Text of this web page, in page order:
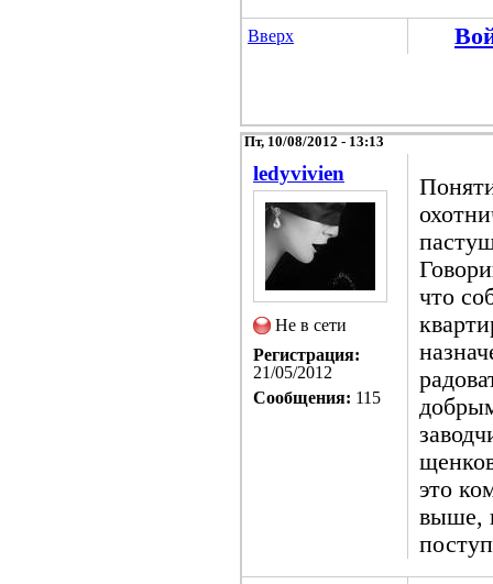
Вверх
Пт, 10/08/2012 - 13:13
ledyvivien
Не в сети
Регистрация:
21/05/2012
Сообщения: 115
что
это
выше,